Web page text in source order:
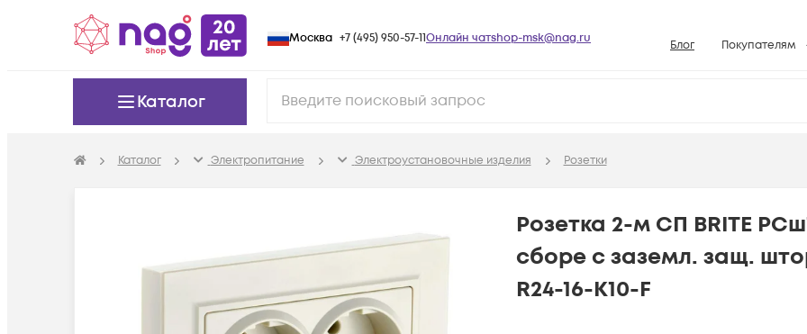
Москва +7 (495) 950-57-11Онлайн чатshop-msk@nag.ru Блог Покупателям
Возврат
Вопросы и
Каталог
Каталог Электропитание Электроустановочные изделия Розетки
Розетка 2-м СП BRITE
сборе с заземл. защ.
R24-16-K10-F